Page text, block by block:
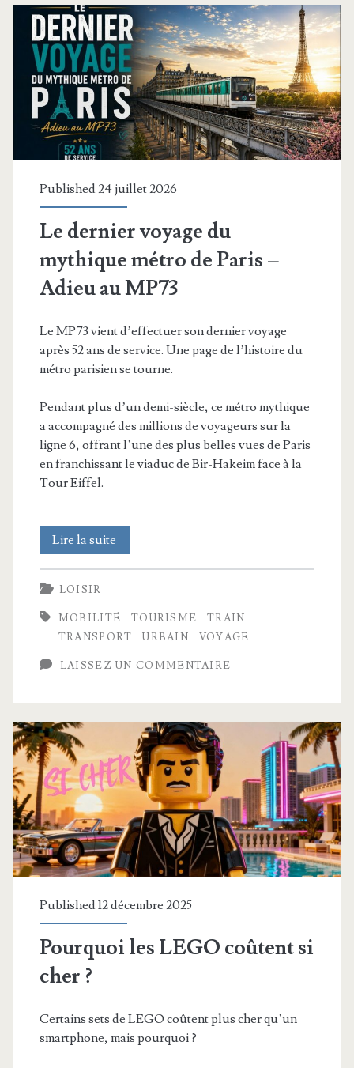
Catégorie :
<span>Loisir</span>
Published 24 juillet 2026
Le dernier voyage du
mythique métro de Paris –
Adieu au MP73
Le MP73 vient d’effectuer son dernier voyage
après 52 ans de service. Une page de l’histoire du
métro parisien se tourne.
Pendant plus d’un demi-siècle, ce métro mythique
a accompagné des millions de voyageurs sur la
ligne 6, offrant l’une des plus belles vues de Paris
en franchissant le viaduc de Bir-Hakeim face à la
Tour Eiffel.
Lire la suite
dernier
du
Paris
–
Adieu
au
MP73
LOISIR
MOBILITÉ TOURISME
TRAIN
TRANSPORT
URBAIN VOYAGE
LAISSEZ UN COMMENTAIRE
Published 12 décembre 2025
Pourquoi les LEGO coûtent si
cher ?
Certains sets de LEGO coûtent plus cher qu’un
smartphone, mais pourquoi ?